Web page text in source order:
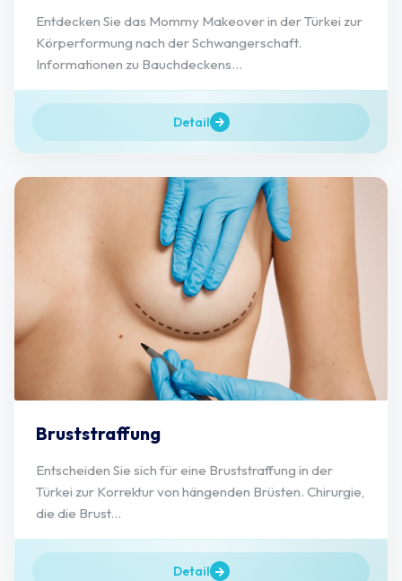
Entdecken Sie das Mommy Makeover in der Türkei zur
Körperformung nach der Schwangerschaft.
Informationen zu Bauchdeckens...
Detail
Bruststraffung
Entscheiden Sie sich für eine Bruststraffung in der
Türkei zur Korrektur von hängenden Brüsten. Chirurgie,
die die Brust...
Detail